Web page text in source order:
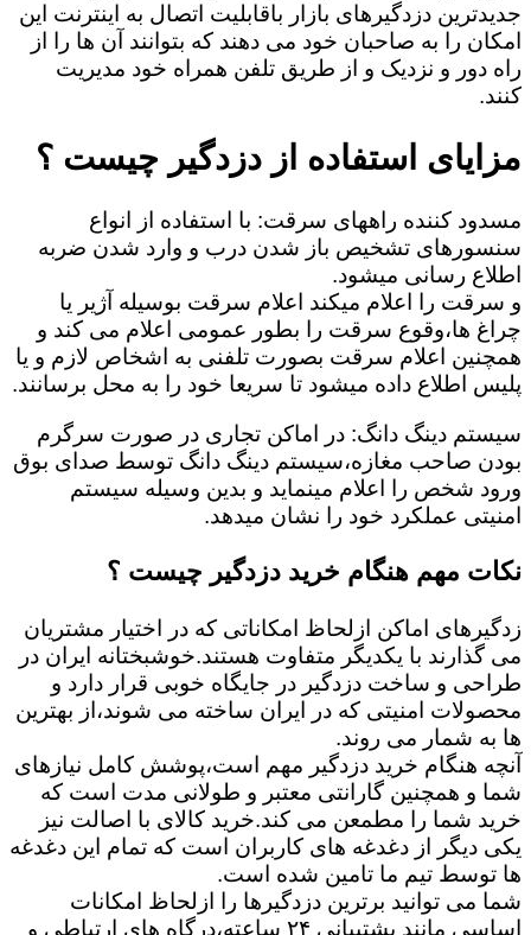
جدیدترین دزدگیرهای بازار باقابلیت اتصال به اینترنت این
امکان را به صاحبان خود می دهند که بتوانند آن ها را از
راه دور و نزدیک و از طریق تلفن همراه خود مدیریت
کنند.
مزایای استفاده از دزدگیر چیست ؟
مسدود کننده راههای سرقت: با استفاده از انواع
سنسورهای تشخیص باز شدن درب و وارد شدن ضربه
اطلاع رسانی میشود.
و سرقت را اعلام میکند اعلام سرقت بوسیله آژیر یا
چراغ ها،وقوع سرقت را بطور عمومی اعلام می کند و
همچنین اعلام سرقت بصورت تلفنی به اشخاص لازم و یا
پلیس اطلاع داده میشود تا سریعا خود را به محل برسانند.
سیستم دینگ دانگ: در اماکن تجاری در صورت سرگرم
بودن صاحب مغازه،سیستم دینگ دانگ توسط صدای بوق
ورود شخص را اعلام مینماید و بدین وسیله سیستم
امنیتی عملکرد خود را نشان میدهد.
نکات مهم هنگام خرید دزدگیر چیست ؟
زدگیرهای اماکن ازلحاظ امکاناتی که در اختیار مشتریان
می گذارند با یکدیگر متفاوت هستند.خوشبختانه ایران در
طراحی و ساخت دزدگیر در جایگاه خوبی قرار دارد و
محصولات امنیتی که در ایران ساخته می شوند،از بهترین
ها به شمار می روند.
آنچه هنگام خرید دزدگیر مهم است،پوشش کامل نیازهای
شما و همچنین گارانتی معتبر و طولانی مدت است که
خرید شما را مطمعن می کند.خرید کالای با اصالت نیز
یکی دیگر از دغدغه های کاربران است که تمام این دغدغه
ها توسط تیم ما تامین شده است.
شما می توانید برترین دزدگیرها را ازلحاظ امکانات
اساسی مانند پشتیبانی ۲۴ ساعته،درگاه های ارتباطی و